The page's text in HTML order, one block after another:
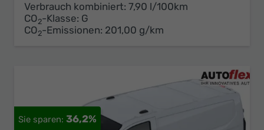
Verbrauch kombiniert: 7,90 l/100km
CO2-Klasse: G
CO2-Emissionen: 201,00 g/km
36,2%